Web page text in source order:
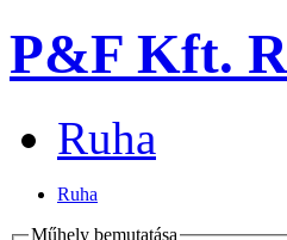
P&F Kft.
Ruha
Ruha
Műhely bemutatása